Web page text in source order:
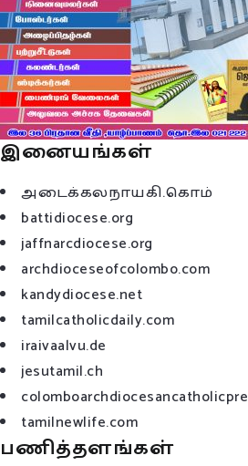
இனையங்கள்
அடைக்கலநாயகி.கொம்
battidiocese.org
jaffnarcdiocese.org
archdioceseofcolombo.com
kandydiocese.net
tamilcatholicdaily.com
iraivaalvu.de
jesutamil.ch
tamilnewlife.com
பணித்தளங்கள்